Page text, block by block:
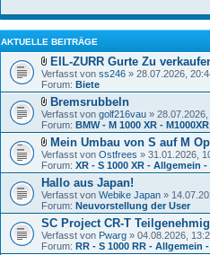
AKTUELLE BEITRÄGE
EIL-ZURR Gurte Zu
Verfasst von ss246 » 28.07.2026,
Forum: Biete
Bremsrubbeln
Verfasst von golf216vau »
Forum: BMW - M 1000 XR - M1000XR
Mein Umbau von S auf M
Verfasst von Ostfrees » 31.01.2026,
Forum: XR - S 1000 XR - Allgemein
Hallo aus Japan!
Verfasst von Webike Japan »
Forum: Neuvorstellung der User
SC Project CR-T
Verfasst von Pwarg » 04.08.2026,
Forum: RR - S 1000 RR - Allgemein